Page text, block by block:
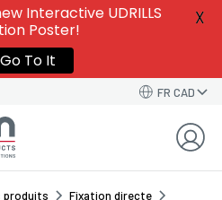
FR CAD
produits
Fixation directe
to easily find it among
in your account.
TEMPLATES
TEMPLATES
Interactive UDRILLS
Poster!
Go To It
X